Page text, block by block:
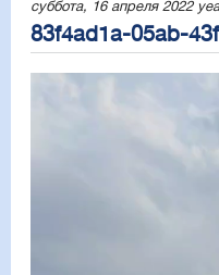
суббота, 16 апреля 2022
83f4ad1a-05ab-
Video